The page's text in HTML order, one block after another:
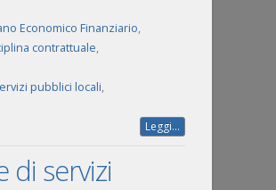
Economico Finanziario,
contrattuale,
pubblici locali,
Leggi...
di servizi